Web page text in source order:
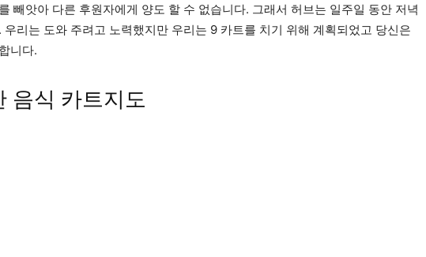
빼앗아 다른 후원자에게 양도 할 수 없습니다. 그래서 허브는 일주일 동안 저녁
리는 도와 주려고 노력했지만 우리는 9 카트를 치기 위해 계획되었고 당신은
니다.
음식 카트지도